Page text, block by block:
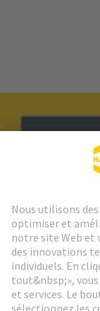
Aller à